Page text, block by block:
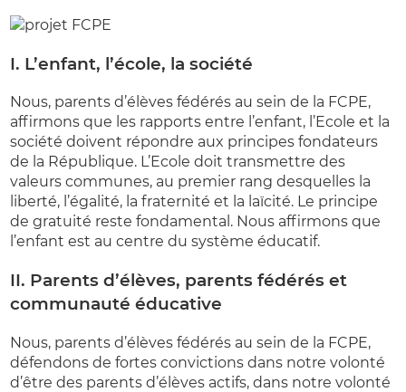
I. L’enfant, l’école, la société
Nous, parents d’élèves fédérés au sein de la FCPE,
affirmons que les rapports entre l’enfant, l’Ecole et la
société doivent répondre aux principes fondateurs
de la République. L’Ecole doit transmettre des
valeurs communes, au premier rang desquelles la
liberté, l’égalité, la fraternité et la laïcité. Le principe
de gratuité reste fondamental. Nous affirmons que
l’enfant est au centre du système éducatif.
II. Parents d’élèves, parents fédérés et
communauté éducative
Nous, parents d’élèves fédérés au sein de la FCPE,
défendons de fortes convictions dans notre volonté
d’être des parents d’élèves actifs, dans notre volonté